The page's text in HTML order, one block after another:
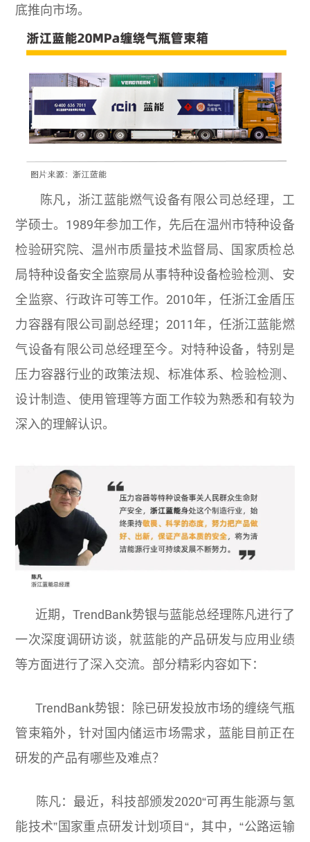
底推向市场。
陈凡，浙江蓝能燃气设备有限公司总经理，工
学硕士。1989年参加工作，先后在温州市特种设备
检验研究院、温州市质量技术监督局、国家质检总
局特种设备安全监察局从事特种设备检验检测、安
全监察、行政许可等工作。2010年，任浙江金盾压
力容器有限公司副总经理；2011年，任浙江蓝能燃
气设备有限公司总经理至今。对特种设备，特别是
压力容器行业的政策法规、标准体系、检验检测、
设计制造、使用管理等方面工作较为熟悉和有较为
深入的理解认识。
近期，TrendBank势银与蓝能总经理陈凡进行了
一次深度调研访谈，就蓝能的产品研发与应用业绩
等方面进行了深入交流。部分精彩内容如下：
TrendBank势银：除已研发投放市场的缠绕气瓶
管束箱外，针对国内储运市场需求，蓝能目前正在
研发的产品有哪些及难点？
陈凡：最近，科技部颁发2020“可再生能源与氢
能技术”国家重点研发计划项目“，其中，“公路运输